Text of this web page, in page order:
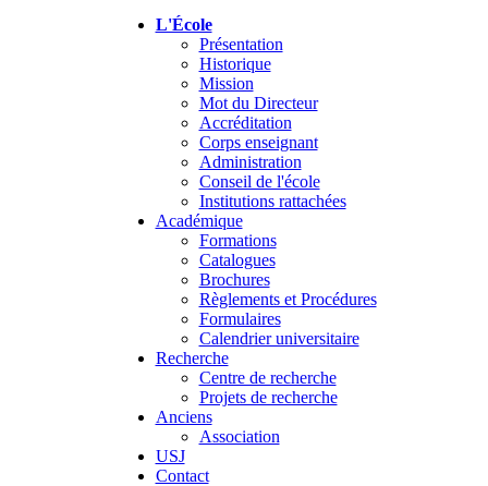
L'École
Présentation
Historique
Mission
Mot du Directeur
Accréditation
Corps enseignant
Administration
Conseil de l'école
Institutions rattachées
Académique
Formations
Catalogues
Brochures
Règlements et Procédures
Formulaires
Calendrier universitaire
Recherche
Centre de recherche
Projets de recherche
Anciens
Association
USJ
Contact